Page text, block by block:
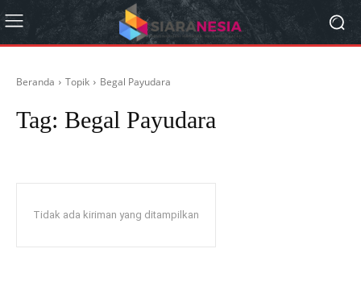
Beranda Topik Begal Payudara
Tag: Begal Payudara
Tidak ada kiriman yang ditampilkan